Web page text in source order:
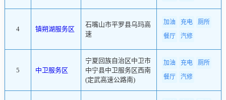
4 镇朔湖服务区
石嘴山市平罗县乌玛高
速
加油 充电
厕所
餐厅
汽修
5 中卫服务区
宁夏回族自治区中卫市
中宁县中卫服务区西南
(定武高速公路南)
加油 充电
厕所
餐厅
汽修